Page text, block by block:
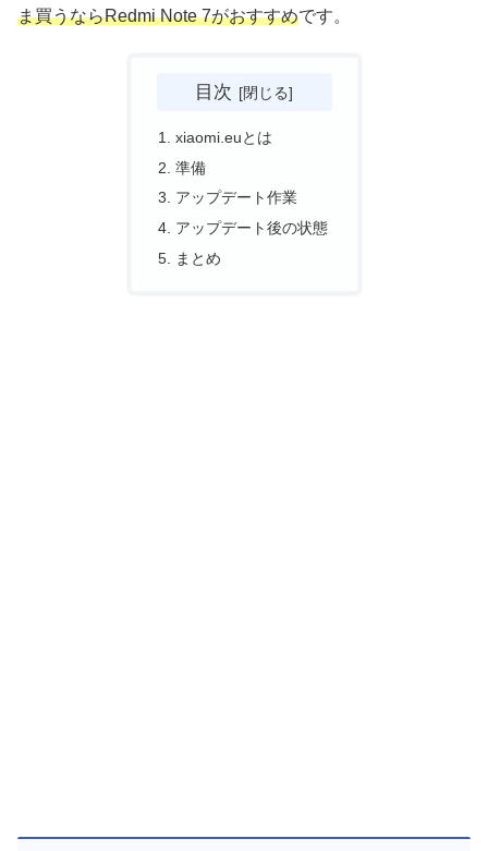
ま買うならRedmi Note 7がおすすめです。
目次
xiaomi.euとは
準備
アップデート作業
アップデート後の状態
まとめ